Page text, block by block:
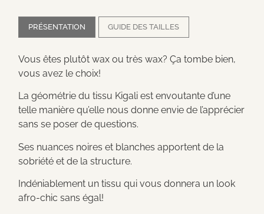
PRÉSENTATION GUIDE DES TAILLES
Vous êtes plutôt wax ou très wax? Ça tombe bien,
vous avez le choix!
La géométrie du tissu Kigali est envoutante d’une
telle manière qu’elle nous donne envie de l’apprécier
sans se poser de questions.
Ses nuances noires et blanches apportent de la
sobriété et de la structure.
Indéniablement un tissu qui vous donnera un look
afro-chic sans égal!